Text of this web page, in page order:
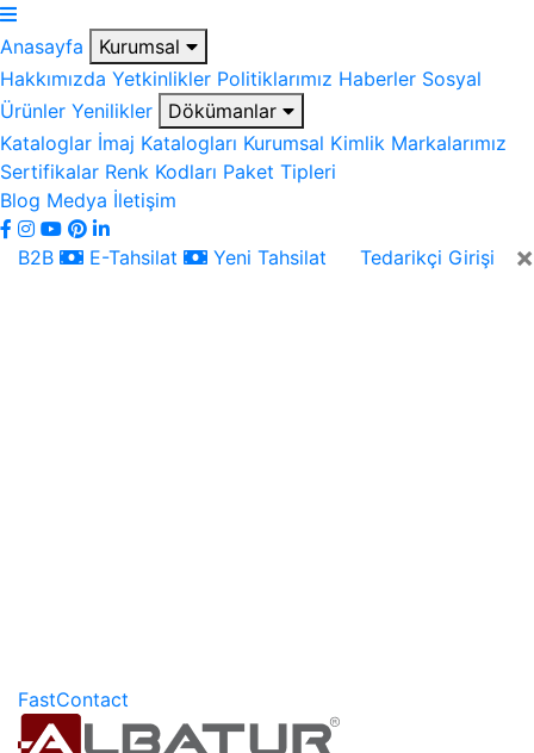
Anasayfa
Kurumsal
Hakkımızda Yetkinlikler Politiklarımız Haberler Sosyal
Ürünler Yenilikler
Dökümanlar
Kataloglar İmaj Katalogları Kurumsal Kimlik Markalarımız
Sertifikalar Renk Kodları Paket Tipleri
Blog Medya İletişim
×
B2B E-Tahsilat Yeni Tahsilat Tedarikçi Girişi
FastContact